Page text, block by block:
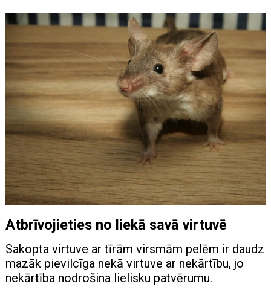
Atbrīvojieties no liekā savā virtuvē
Sakopta virtuve ar tīrām virsmām pelēm ir daudz
mazāk pievilcīga nekā virtuve ar nekārtību, jo
nekārtība nodrošina lielisku patvērumu.